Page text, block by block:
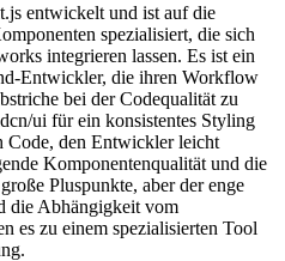
entwickelt und ist auf die
spezialisiert, die sich
integrieren lassen. Es ist ein
Entwickler, die ihren Workflow
bei der Codequalität zu
ui für ein konsistentes Styling
Code, den Entwickler leicht
Komponentenqualität und die
Pluspunkte, aber der enge
die Abhängigkeit vom
es zu einem spezialisierten Tool